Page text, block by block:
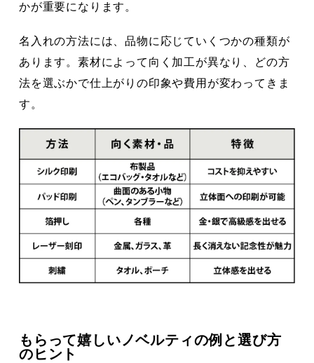
かが重要になります。
名入れの方法には、品物に応じていくつかの種類が
あります。素材によって向く加工が異なり、どの方
法を選ぶかで仕上がりの印象や費用が変わってきま
す。
もらって嬉しいノベルティの例と選び方
のヒント